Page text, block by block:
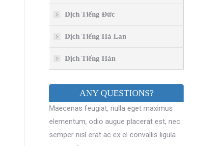
Dịch Tiếng Đức
Dịch Tiếng Hà Lan
Dịch Tiếng Hàn
ANY QUESTIONS?
Maecenas feugiat, nulla eget maximus
elementum, odio augue placerat est, nec
semper nisl erat ac ex el convallis ligula